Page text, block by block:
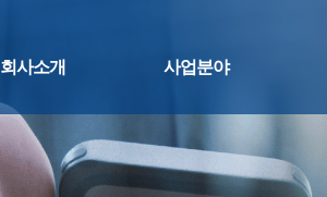
회사소개 사업분야